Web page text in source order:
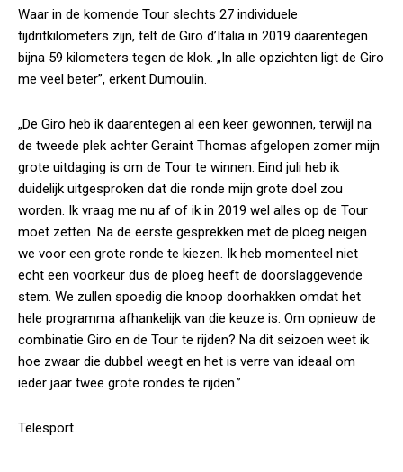
Waar in de komende Tour slechts 27 individuele
tijdritkilometers zijn, telt de Giro d’Italia in 2019 daarentegen
bijna 59 kilometers tegen de klok. „In alle opzichten ligt de Giro
me veel beter”, erkent Dumoulin.
„De Giro heb ik daarentegen al een keer gewonnen, terwijl na
de tweede plek achter Geraint Thomas afgelopen zomer mijn
grote uitdaging is om de Tour te winnen. Eind juli heb ik
duidelijk uitgesproken dat die ronde mijn grote doel zou
worden. Ik vraag me nu af of ik in 2019 wel alles op de Tour
moet zetten. Na de eerste gesprekken met de ploeg neigen
we voor een grote ronde te kiezen. Ik heb momenteel niet
echt een voorkeur dus de ploeg heeft de doorslaggevende
stem. We zullen spoedig die knoop doorhakken omdat het
hele programma afhankelijk van die keuze is. Om opnieuw de
combinatie Giro en de Tour te rijden? Na dit seizoen weet ik
hoe zwaar die dubbel weegt en het is verre van ideaal om
ieder jaar twee grote rondes te rijden.”
Telesport